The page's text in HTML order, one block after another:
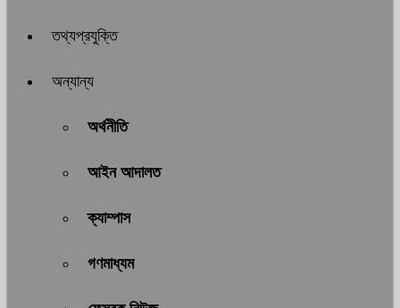
তথ্যপ্রযুক্তি
অন্যান্য
অর্থনীতি
আইন আদালত
ক্যাম্পাস
গণমাধ্যম